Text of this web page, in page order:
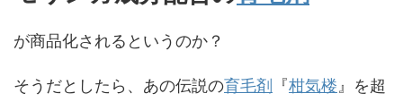
が商品化されるというのか？
そうだとしたら、あの伝説の育毛剤 『柑気楼 』を超